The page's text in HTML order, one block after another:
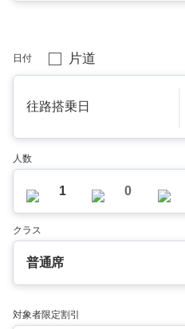
日付 片道
往路搭乗日
人数
1 0
クラス
普通席
対象者限定割引